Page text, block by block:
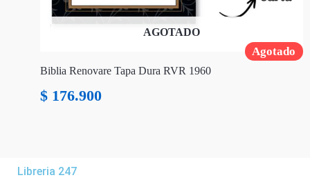
Agotado
AGOTADO
Biblia Renovare Tapa Dura RVR 1960
$ 176.900
Libreria 247